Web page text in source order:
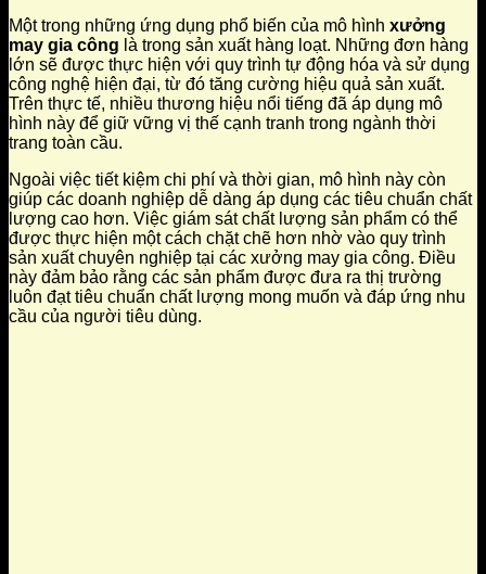
Một trong những ứng dụng phổ biến của mô hình xưởng
may gia công là trong sản xuất hàng loạt. Những đơn hàng
lớn sẽ được thực hiện với quy trình tự động hóa và sử dụng
công nghệ hiện đại, từ đó tăng cường hiệu quả sản xuất.
Trên thực tế, nhiều thương hiệu nổi tiếng đã áp dụng mô
hình này để giữ vững vị thế cạnh tranh trong ngành thời
trang toàn cầu.
Ngoài việc tiết kiệm chi phí và thời gian, mô hình này còn
giúp các doanh nghiệp dễ dàng áp dụng các tiêu chuẩn chất
lượng cao hơn. Việc giám sát chất lượng sản phẩm có thể
được thực hiện một cách chặt chẽ hơn nhờ vào quy trình
sản xuất chuyên nghiệp tại các xưởng may gia công. Điều
này đảm bảo rằng các sản phẩm được đưa ra thị trường
luôn đạt tiêu chuẩn chất lượng mong muốn và đáp ứng nhu
cầu của người tiêu dùng.